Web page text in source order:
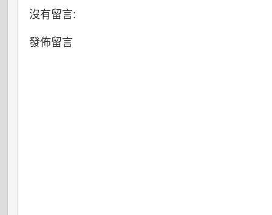
沒有留言:
發佈留言